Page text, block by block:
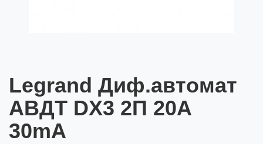
Legrand Диф.автомат
АВДТ DX3 2П 20A
30mA